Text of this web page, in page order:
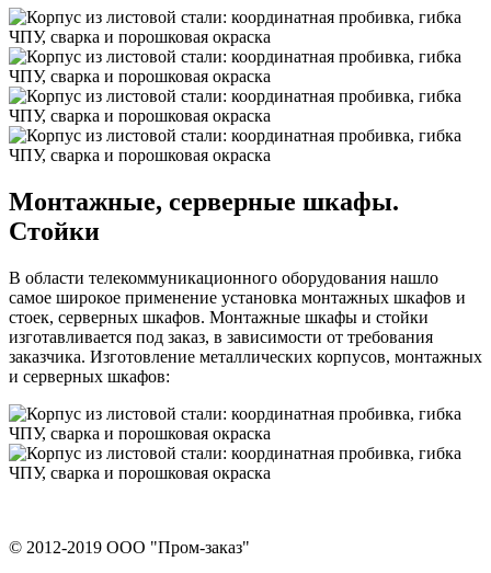
Монтажные, серверные шкафы.
Стойки
В области телекоммуникационного оборудования нашло
самое широкое применение установка монтажных шкафов и
стоек, серверных шкафов. Монтажные шкафы и стойки
изготавливается под заказ, в зависимости от требования
заказчика. Изготовление металлических корпусов, монтажных
и серверных шкафов:
© 2012-2019 ООО "Пром-заказ"